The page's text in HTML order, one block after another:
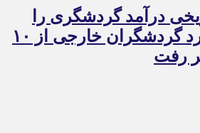
درآمد گردشگری را
شکست/ هزینه‌کرد گردشگران خارجی از ۱۰
رفت